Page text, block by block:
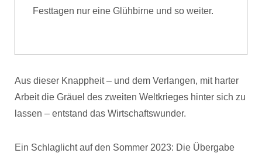
Festtagen nur eine Glühbirne und so weiter.
Aus dieser Knappheit – und dem Verlangen, mit harter
Arbeit die Gräuel des zweiten Weltkrieges hinter sich zu
lassen – entstand das Wirtschaftswunder.
Ein Schlaglicht auf den Sommer 2023: Die Übergabe